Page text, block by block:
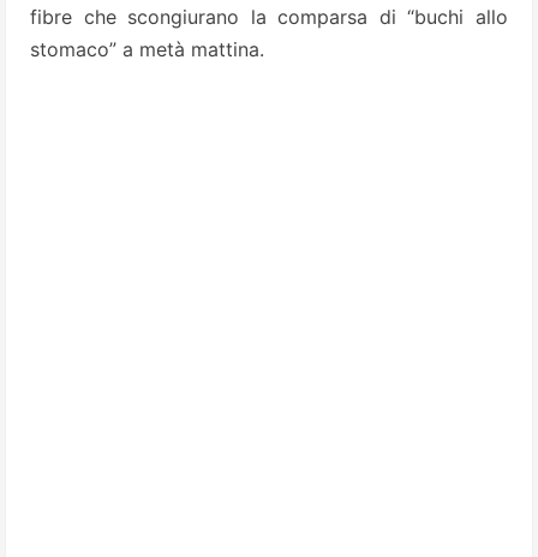
fibre che scongiurano la comparsa di “buchi allo
stomaco” a metà mattina.